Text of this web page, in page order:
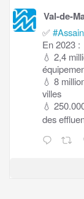
Val-de-
✅
En 2023 :
💧 2,4
💧 8
villes
💧
des